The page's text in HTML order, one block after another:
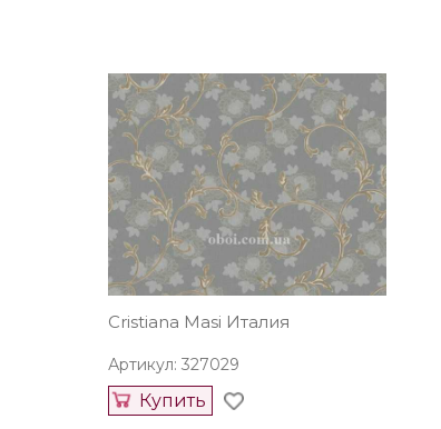
Cristiana Masi Италия
Артикул: 327029
Купить